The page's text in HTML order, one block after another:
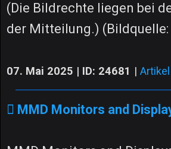
(Die Bildrechte liegen bei
der Mitteilung.) (Bildquelle:
07. Mai 2025 | ID: 24681 |
MMD Monitors and